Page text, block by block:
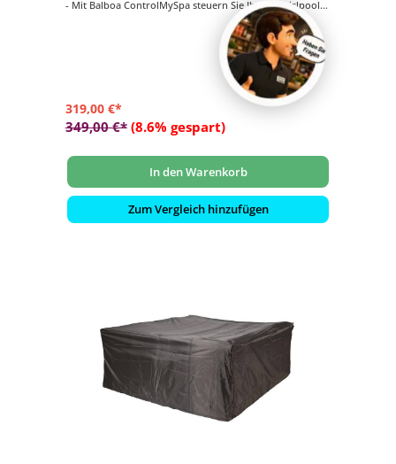
- Mit Balboa ControlMySpa steuern Sie Ihren Whirlpool
bequem von Ihrem iOS- (iPad, iPhone, iPod) und
319,00 €*
349,00 €* (8.6% gespart)
In den Warenkorb
Zum Vergleich hinzufügen